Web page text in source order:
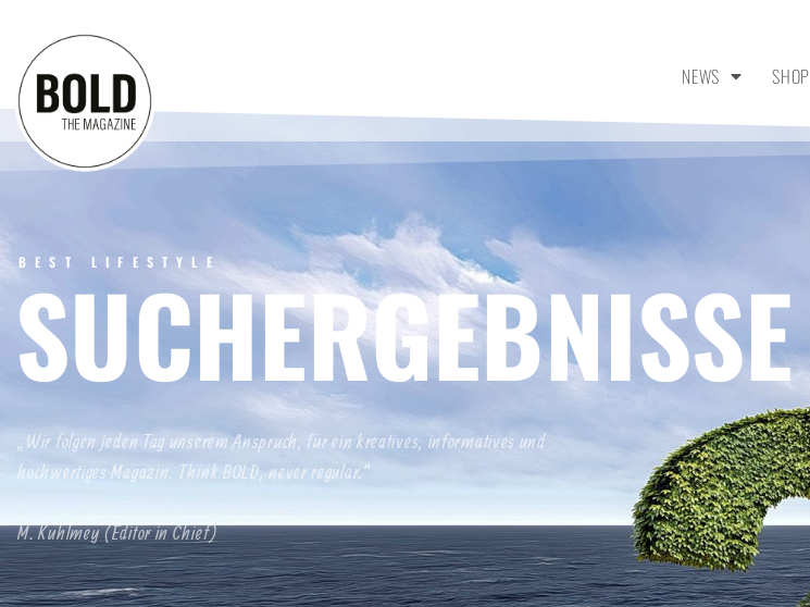
NEWS SHOP
BEST LIFESTYLE
SUCHERGEBNISSE
„Wir folgen jeden Tag unserem Anspruch, für ein kreatives, informatives und
hochwertiges Magazin. Think BOLD, never regular.“
M. Kuhlmey (Editor in Chief)